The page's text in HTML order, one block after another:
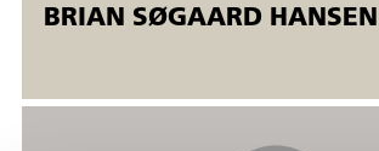
BRIAN SØGAARD HANSEN